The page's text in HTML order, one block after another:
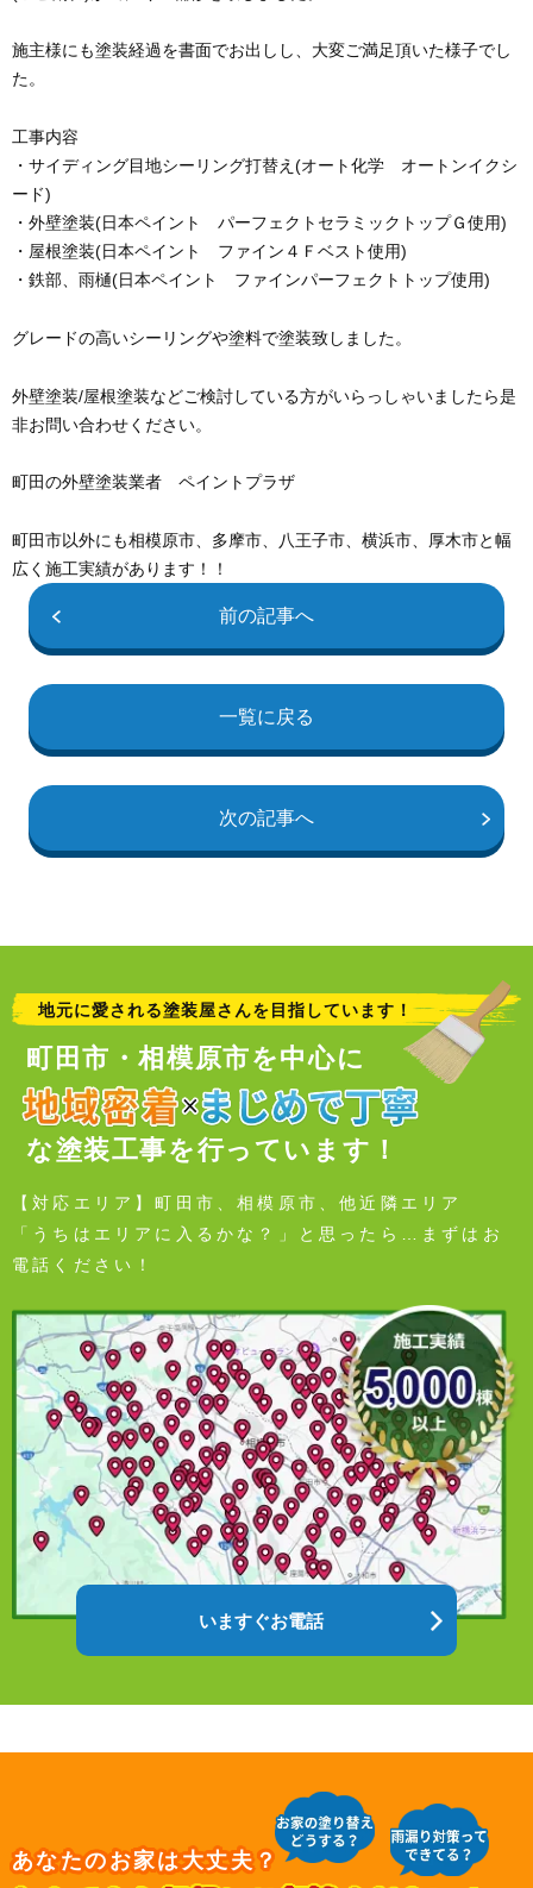
施主様にも塗装経過を書面でお出しし、大変ご満足頂いた様子でし
た。
工事内容
・サイディング目地シーリング打替え(オート化学 オートンイクシ
ード)
・外壁塗装(日本ペイント パーフェクトセラミックトップＧ使用)
・屋根塗装(日本ペイント ファイン４Ｆベスト使用)
・鉄部、雨樋(日本ペイント ファインパーフェクトトップ使用)
グレードの高いシーリングや塗料で塗装致しました。
外壁塗装/屋根塗装などご検討している方がいらっしゃいましたら是
非お問い合わせください。
町田の外壁塗装業者 ペイントプラザ
町田市以外にも相模原市、多摩市、八王子市、横浜市、厚木市と幅
広く施工実績があります！！
前の記事へ
一覧に戻る
次の記事へ
地元に愛される塗装屋さんを目指しています！
町田市・相模原市を中心に
な塗装工事を行っています！
【対応エリア】町田市、相模原市、他近隣エリア
「うちはエリアに入るかな？」と思ったら…まずはお
電話ください！
いますぐお電話
あなたのお家は大丈夫？